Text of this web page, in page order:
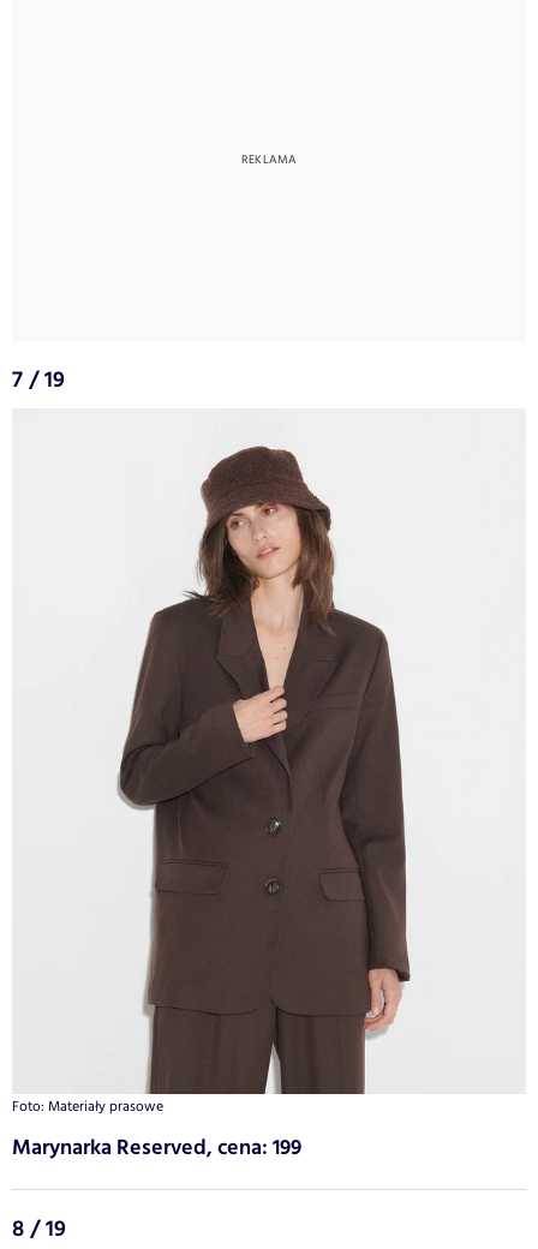
7 / 19
Foto: Materiały prasowe
Marynarka Reserved, cena: 199
8 / 19